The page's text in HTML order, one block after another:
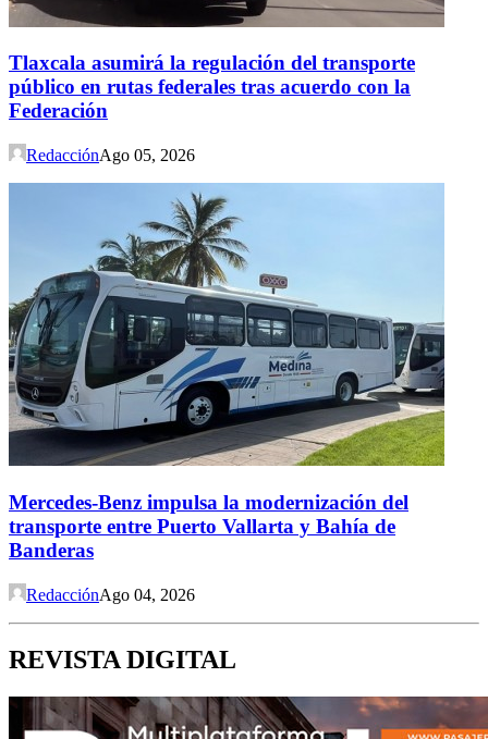
Tlaxcala asumirá la regulación del transporte
público en rutas federales tras acuerdo con la
Federación
RedacciónAgo 05, 2026
Mercedes-Benz impulsa la modernización del
transporte entre Puerto Vallarta y Bahía de
Banderas
RedacciónAgo 04, 2026
REVISTA DIGITAL